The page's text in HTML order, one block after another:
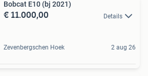
Bobcat E10 (bj 2021)
€ 11.000,00 Details
Zevenbergschen Hoek 2 aug 26